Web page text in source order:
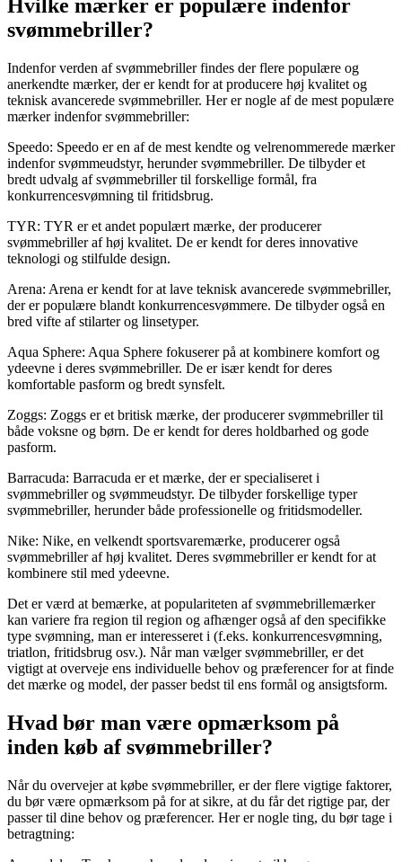
Hvilke mærker er populære indenfor
svømmebriller?
Indenfor verden af svømmebriller findes der flere populære og
anerkendte mærker, der er kendt for at producere høj kvalitet og
teknisk avancerede svømmebriller. Her er nogle af de mest populære
mærker indenfor svømmebriller:
Speedo: Speedo er en af de mest kendte og velrenommerede mærker
indenfor svømmeudstyr, herunder svømmebriller. De tilbyder et
bredt udvalg af svømmebriller til forskellige formål, fra
konkurrencesvømning til fritidsbrug.
TYR: TYR er et andet populært mærke, der producerer
svømmebriller af høj kvalitet. De er kendt for deres innovative
teknologi og stilfulde design.
Arena: Arena er kendt for at lave teknisk avancerede svømmebriller,
der er populære blandt konkurrencesvømmere. De tilbyder også en
bred vifte af stilarter og linsetyper.
Aqua Sphere: Aqua Sphere fokuserer på at kombinere komfort og
ydeevne i deres svømmebriller. De er især kendt for deres
komfortable pasform og bredt synsfelt.
Zoggs: Zoggs er et britisk mærke, der producerer svømmebriller til
både voksne og børn. De er kendt for deres holdbarhed og gode
pasform.
Barracuda: Barracuda er et mærke, der er specialiseret i
svømmebriller og svømmeudstyr. De tilbyder forskellige typer
svømmebriller, herunder både professionelle og fritidsmodeller.
Nike: Nike, en velkendt sportsvaremærke, producerer også
svømmebriller af høj kvalitet. Deres svømmebriller er kendt for at
kombinere stil med ydeevne.
Det er værd at bemærke, at populariteten af ​​svømmebrillemærker
kan variere fra region til region og afhænger også af den specifikke
type svømning, man er interesseret i (f.eks. konkurrencesvømning,
triatlon, fritidsbrug osv.). Når man vælger svømmebriller, er det
vigtigt at overveje ens individuelle behov og præferencer for at finde
det mærke og model, der passer bedst til ens formål og ansigtsform.
Hvad bør man være opmærksom på
inden køb af svømmebriller?
Når du overvejer at købe svømmebriller, er der flere vigtige faktorer,
du bør være opmærksom på for at sikre, at du får det rigtige par, der
passer til dine behov og præferencer. Her er nogle ting, du bør tage i
betragtning: